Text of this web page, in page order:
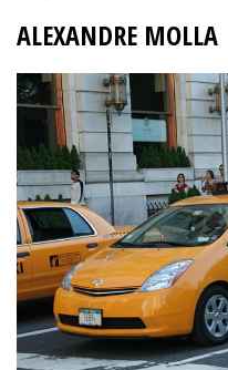
ALEXANDRE MOLLA